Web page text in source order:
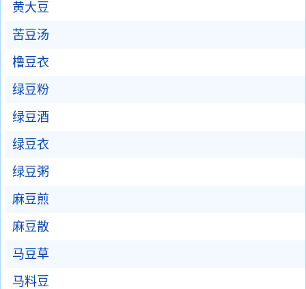
黄大豆
苦豆汤
橹豆衣
绿豆粉
绿豆酒
绿豆衣
绿豆粥
麻豆煎
麻豆散
马豆草
马料豆